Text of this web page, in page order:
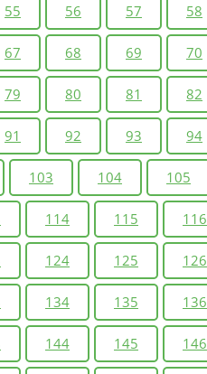
55 56 57 58
67 68 69 70
79 80 81 82
91 92 93 94
103 104 105
114 115 116
124 125 126
134 135 136
144 145 146